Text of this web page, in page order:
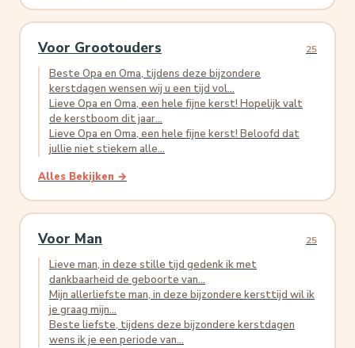
Voor Grootouders 25
Beste Opa en Oma, tijdens deze bijzondere
kerstdagen wensen wij u een tijd vol...
Lieve Opa en Oma, een hele fijne kerst! Hopelijk valt
de kerstboom dit jaar...
Lieve Opa en Oma, een hele fijne kerst! Beloofd dat
jullie niet stiekem alle...
Alles Bekijken →
Voor Man 25
Lieve man, in deze stille tijd gedenk ik met
dankbaarheid de geboorte van...
Mijn allerliefste man, in deze bijzondere kersttijd wil ik
je graag mijn...
Beste liefste, tijdens deze bijzondere kerstdagen
wens ik je een periode van...